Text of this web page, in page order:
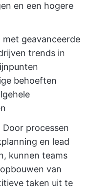
en een hogere
met geavanceerde
trends in
behoeften
Door processen
en lead
kunnen teams
van
taken uit te